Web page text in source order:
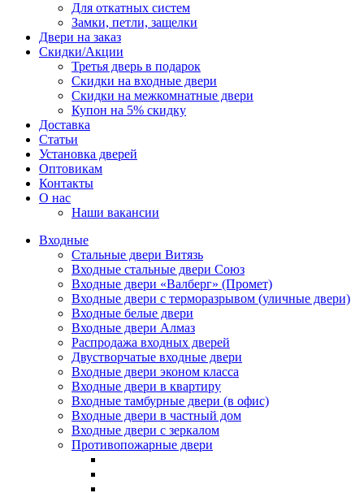
Для откатных систем
Замки, петли, защелки
Двери на заказ
Скидки/Акции
Третья дверь в подарок
Скидки на входные двери
Скидки на межкомнатные двери
Купон на 5% скидку
Доставка
Статьи
Установка дверей
Оптовикам
Контакты
О нас
Наши вакансии
Входные
Стальные двери Витязь
Входные стальные двери Союз
Входные двери «Валберг» (Промет)
Входные двери с терморазрывом (уличные двери)
Входные белые двери
Входные двери Алмаз
Распродажа входных дверей
Двустворчатые входные двери
Входные двери эконом класса
Входные двери в квартиру
Входные тамбурные двери (в офис)
Входные двери в частный дом
Входные двери с зеркалом
Противопожарные двери